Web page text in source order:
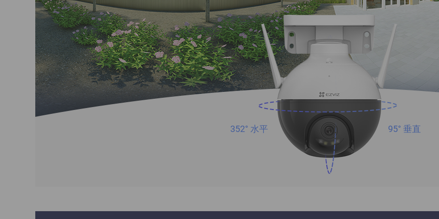
352° 水平 95° 垂直